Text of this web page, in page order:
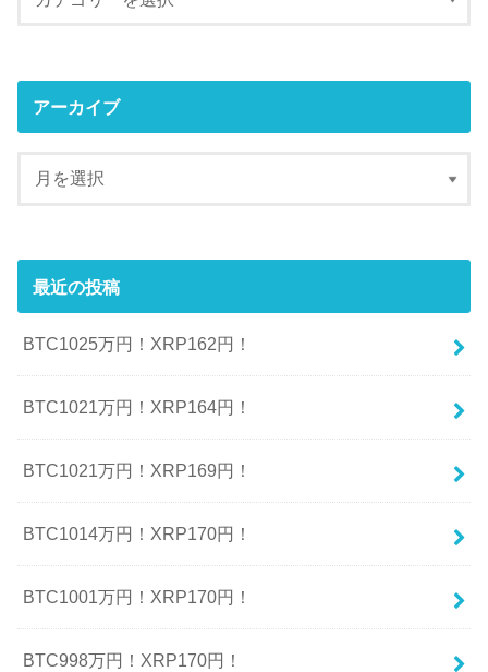
アーカイブ
最近の投稿
BTC1025万円！XRP162円！
BTC1021万円！XRP164円！
BTC1021万円！XRP169円！
BTC1014万円！XRP170円！
BTC1001万円！XRP170円！
BTC998万円！XRP170円！